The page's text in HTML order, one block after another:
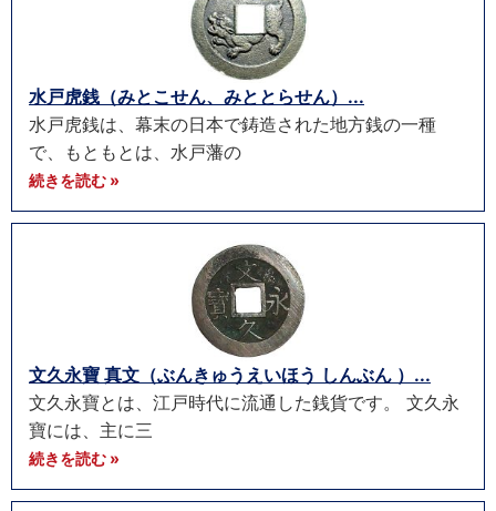
水戸虎銭（みとこせん、みととらせん）...
水戸虎銭は、幕末の日本で鋳造された地方銭の一種
で、もともとは、水戸藩の
続きを読む »
文久永寶 真文（ぶんきゅうえいほう しんぶん ）...
文久永寶とは、江戸時代に流通した銭貨です。 文久永
寶には、主に三
続きを読む »